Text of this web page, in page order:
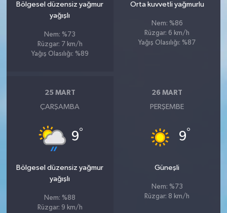
Bölgesel düzensiz yağmur
yağışlı
Nem: %73
Rüzgar: 7 km/h
Yağış Olasılığı: %89
Orta kuvvetli yağmurlu
Nem: %86
Rüzgar: 6 km/h
Yağış Olasılığı: %87
25 MART
ÇARŞAMBA
9°
Bölgesel düzensiz yağmur
yağışlı
Nem: %88
Rüzgar: 9 km/h
26 MART
PERŞEMBE
9°
Güneşli
Nem: %73
Rüzgar: 8 km/h